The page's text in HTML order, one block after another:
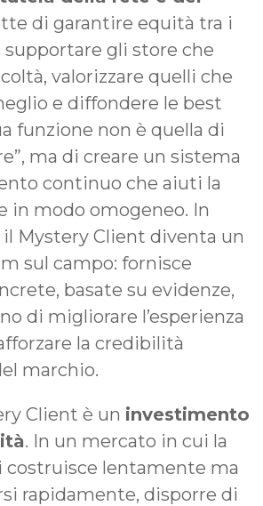
di garantire equità tra i
gli store che
valorizzare quelli che
e diffondere le best
funzione non è quella di
ma di creare un sistema
continuo che aiuti la
in modo omogeneo. In
Mystery Client diventa un
sul campo: fornisce
basate su evidenze,
di migliorare l’esperienza
la credibilità
marchio.
Client è un investimento
. In un mercato in cui la
costruisce lentamente ma
rapidamente, disporre di